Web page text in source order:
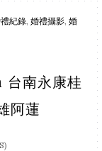
紀錄 婚禮攝影 婚
南永康桂
阿蓮